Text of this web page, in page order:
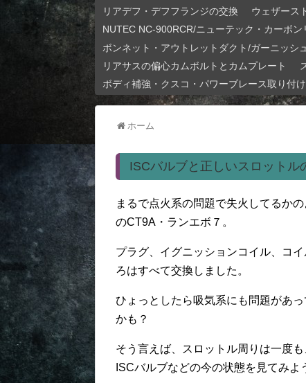
リアデフ・デフフランジの交換
ウェザース
NUTEC NC-900RCR/ニューテック・カーボン
ボンネット・アウトレットダクト/ガーニッシ
リアサスの偏心カムボルトとカムプレート
ボディ補強・クスコ・パワーブレース取り付け
ホーム
ISCバルブと正しいスロットル
まるで点火系の問題で失火してるか
のCT9A・ランエボ７。
プラグ、イグニッションコイル、コ
ろはすべて交換しました。
ひょっとしたら吸気系にも問題があ
かも？
そう言えば、スロットル周りは一度
ISCバルブなどの今の状態を見てみよ